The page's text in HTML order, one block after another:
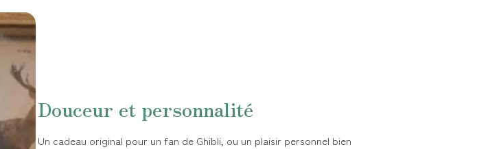
Douceur et personnalité
Un cadeau original pour un fan de Ghibli, ou un plaisir personnel bien